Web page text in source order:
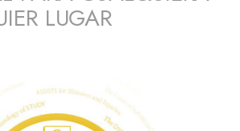
LUGAR